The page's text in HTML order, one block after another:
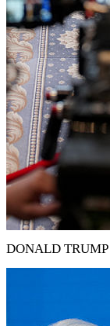
DONALD TRUMP